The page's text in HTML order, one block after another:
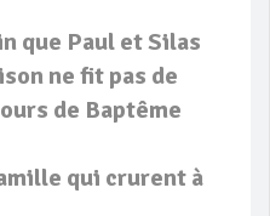
que Paul et Silas
ne fit pas de
de Baptême
qui crurent à